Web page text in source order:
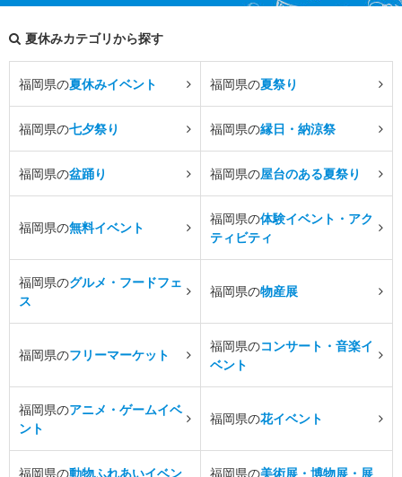
夏休みカテゴリから探す
福岡県の夏休みイベント 福岡県の夏祭り
福岡県の七夕祭り 福岡県の縁日・納涼祭
福岡県の盆踊り 福岡県の屋台のある夏祭り
福岡県の無料イベント
福岡県の体験イベント・アク
ティビティ
福岡県のグルメ・フードフェ
ス
福岡県の物産展
福岡県のフリーマーケット
福岡県のコンサート・音楽イ
ベント
福岡県のアニメ・ゲームイベ
ント
福岡県の花イベント
福岡県の動物ふれあいイベン
福岡県の美術展・博物展・展